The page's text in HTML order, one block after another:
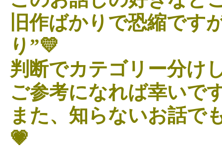
旧作ばかりで恐縮です
り”💛
判断でカテゴリー分け
ご参考になれば幸いで
また、知らないお話で
💗